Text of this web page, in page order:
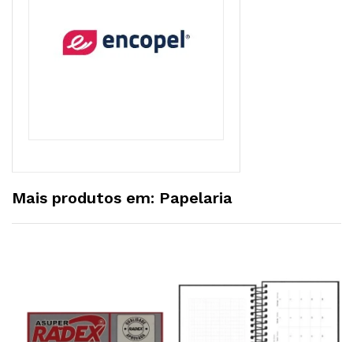
Mais produtos em: Papelaria